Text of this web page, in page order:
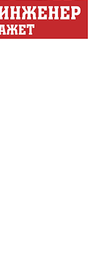
Твое Утро
Декоративные